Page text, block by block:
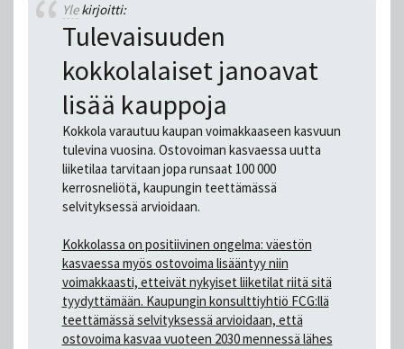
Ylekirjoitti:
Tulevaisuuden
kokkolalaiset janoavat
lisää kauppoja
Kokkola varautuu kaupan voimakkaaseen kasvuun
tulevina vuosina. Ostovoiman kasvaessa uutta
liiketilaa tarvitaan jopa runsaat 100 000
kerrosneliötä, kaupungin teettämässä
selvityksessä arvioidaan.
Kokkolassa on positiivinen ongelma: väestön
kasvaessa myös ostovoima lisääntyy niin
voimakkaasti, etteivät nykyiset liiketilat riitä sitä
tyydyttämään. Kaupungin konsulttiyhtiö FCG:llä
teettämässä selvityksessä arvioidaan, että
ostovoima kasvaa vuoteen 2030 mennessä lähes